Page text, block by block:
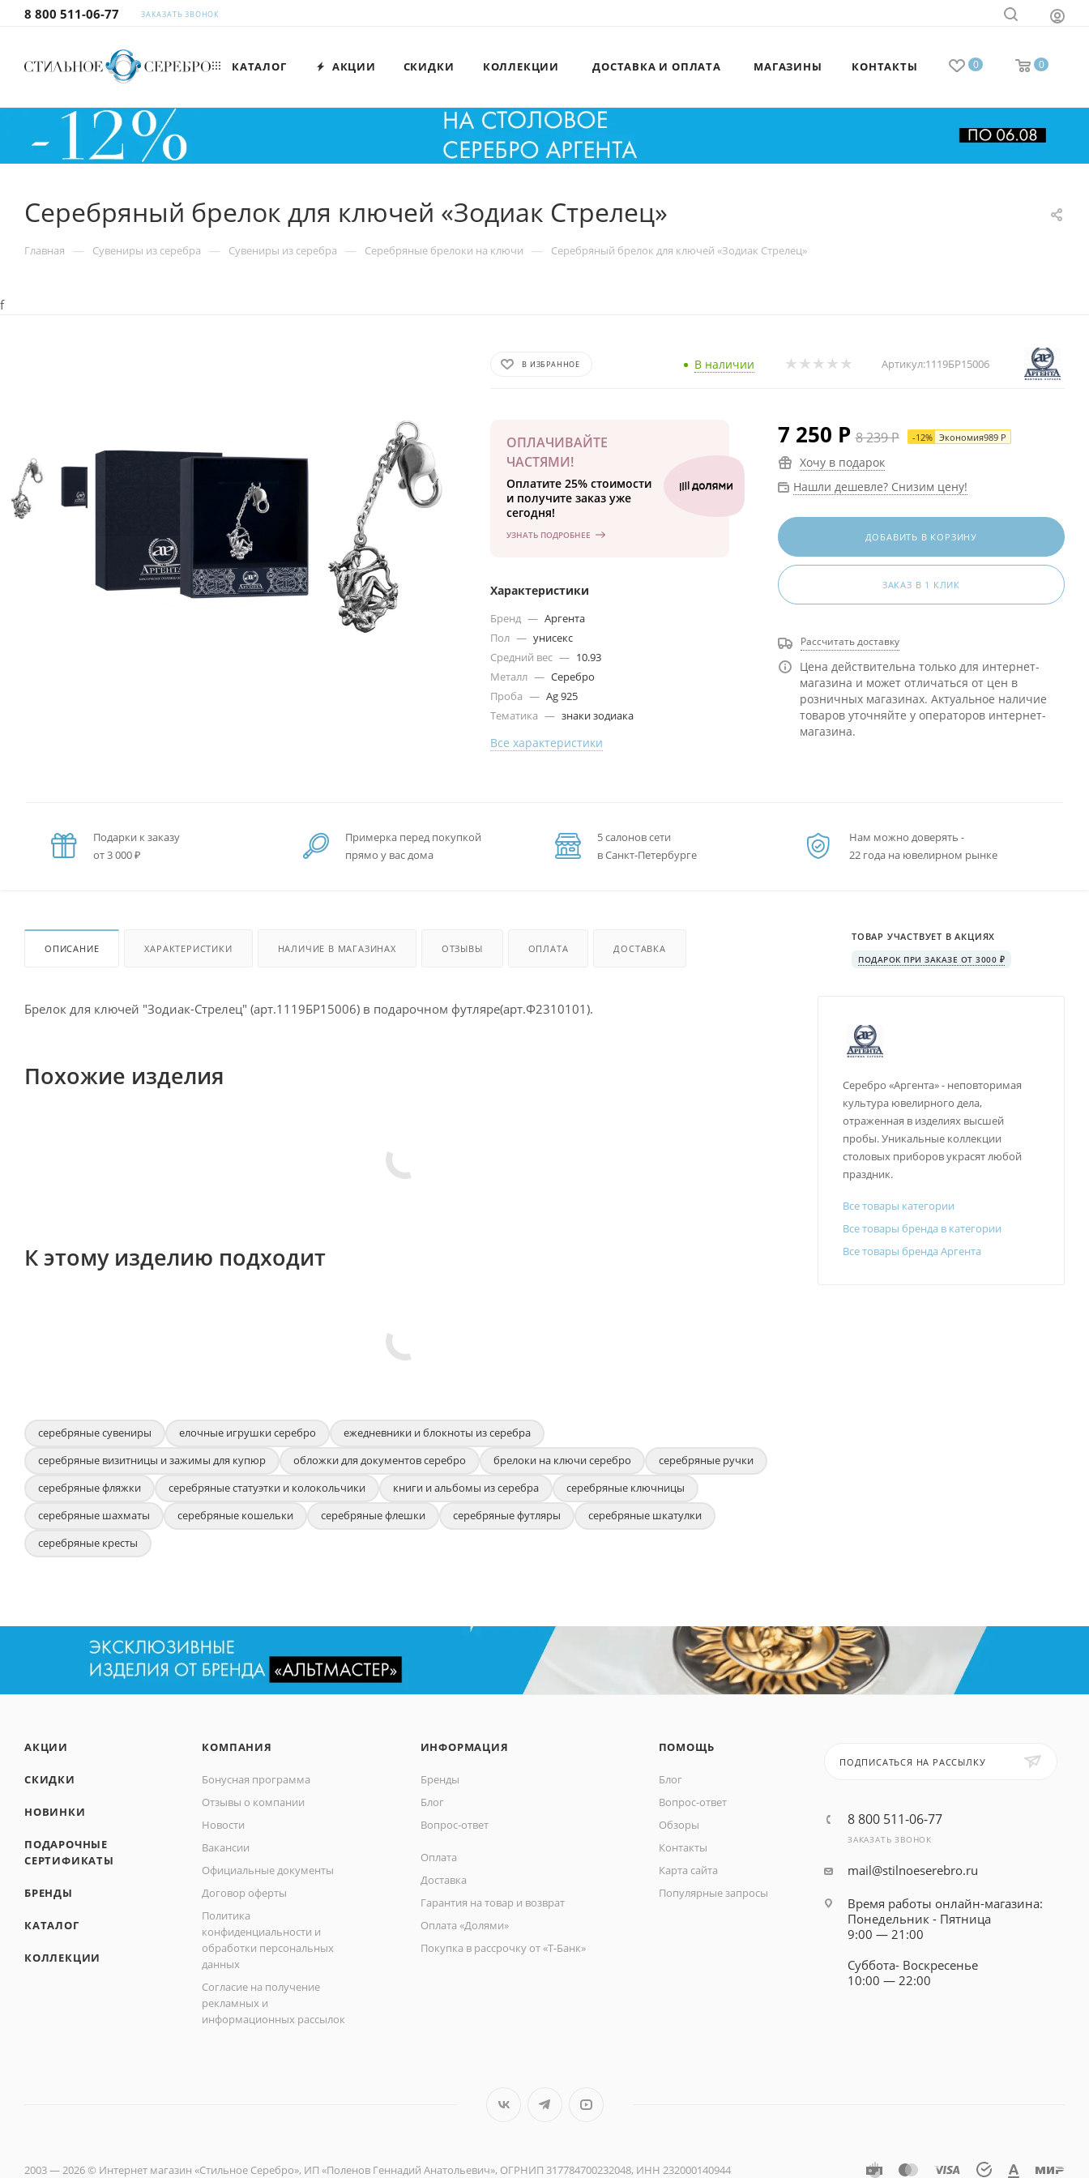
8 800 511-06-77 ЗАКАЗАТЬ ЗВОНОК
0 0
КАТАЛОГ АКЦИИ СКИДКИ КОЛЛЕКЦИИ ДОСТАВКА И ОПЛАТА МАГАЗИНЫ КОНТАКТЫ
Серебряный брелок для ключей «Зодиак Стрелец»
Главная — Сувениры из серебра — Сувениры из серебра — Серебряные брелоки на ключи — Серебряный брелок для ключей «Зодиак Стрелец»
f
В ИЗБРАННОЕ В наличии Артикул:1119БР15006
ОПЛАЧИВАЙТЕ
ЧАСТЯМИ!
Оплатите 25% стоимости
и получите заказ уже
сегодня!
УЗНАТЬ ПОДРОБНЕЕ
Характеристики
Бренд — Аргента
Пол — унисекс
Средний вес — 10.93
Металл — Серебро
Проба — Ag 925
Тематика — знаки зодиака
Все характеристики
7 250 Р 8 239Р -12% Экономия989Р
Хочу в подарок
Нашли дешевле? Снизим цену!
ДОБАВИТЬ В КОРЗИНУ
ЗАКАЗ В 1 КЛИК
Рассчитать доставку
Цена действительна только для интернет-
магазина и может отличаться от цен в
розничных магазинах. Актуальное наличие
товаров уточняйте у операторов интернет-
магазина.
Подарки к заказу
от 3 000 ₽
Примерка перед покупкой
прямо у вас дома
5 салонов сети
в Санкт-Петербурге
Нам можно доверять -
22 года на ювелирном рынке
ОПИСАНИЕ ХАРАКТЕРИСТИКИ НАЛИЧИЕ В МАГАЗИНАХ ОТЗЫВЫ ОПЛАТА ДОСТАВКА
Брелок для ключей "Зодиак-Стрелец" (арт.1119БР15006) в подарочном футляре(арт.Ф2310101).
Похожие изделия
К этому изделию подходит
серебряные сувениры елочные игрушки серебро
ежедневники и блокноты из серебра
серебряные визитницы и зажимы для купюр
обложки для документов серебро брелоки на ключи серебро
серебряные ручки
серебряные фляжки
серебряные статуэтки и колокольчики книги и альбомы из серебра
серебряные ключницы
серебряные шахматы
серебряные кошельки серебряные флешки серебряные футляры
серебряные шкатулки
серебряные кресты
ТОВАР УЧАСТВУЕТ В АКЦИЯХ
ПОДАРОК ПРИ ЗАКАЗЕ ОТ 3000 ₽
Серебро «Аргента» - неповторимая
культура ювелирного дела,
отраженная в изделиях высшей
пробы. Уникальные коллекции
столовых приборов украсят любой
праздник.
Все товары категории
Все товары бренда в категории
Все товары бренда Аргента
АКЦИИ
СКИДКИ
НОВИНКИ
ПОДАРОЧНЫЕ
СЕРТИФИКАТЫ
БРЕНДЫ
КАТАЛОГ
КОЛЛЕКЦИИ
КОМПАНИЯ
Бонусная программа
Отзывы о компании
Новости
Вакансии
Официальные документы
Договор оферты
Политика
конфиденциальности и
обработки персональных
данных
Согласие на получение
рекламных и
информационных рассылок
ИНФОРМАЦИЯ
Бренды
Блог
Вопрос-ответ
Оплата
Доставка
Гарантия на товар и возврат
Оплата «Долями»
Покупка в рассрочку от «Т-Банк»
ПОМОЩЬ
Блог
Вопрос-ответ
Обзоры
Контакты
Карта сайта
Популярные запросы
ПОДПИСАТЬСЯ НА РАССЫЛКУ
8 800 511-06-77
ЗАКАЗАТЬ ЗВОНОК
mail@stilnoeserebro.ru
Время работы онлайн-магазина:
Понедельник - Пятница
9:00 — 21:00
Суббота- Воскресенье
10:00 — 22:00
2003 — 2026 © Интернет магазин «Стильное Серебро», ИП «Поленов Геннадий Анатольевич», ОГРНИП 317784700232048, ИНН 232000140944